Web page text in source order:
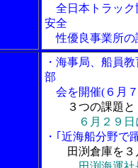
全日本トラック
安全
性優良事業所の
・海事局、船員
部
会を開催(６月
３つの課題
６月２９
・｢近海船分野で
田渕倉庫を